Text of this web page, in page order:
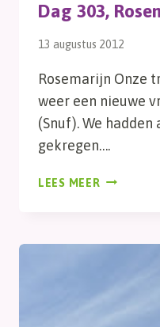
Dag 303,
13 augustus 2012
Rosemarijn Onze
weer een nieuwe
(Snuf). We
gekregen….
LEES MEER DAG